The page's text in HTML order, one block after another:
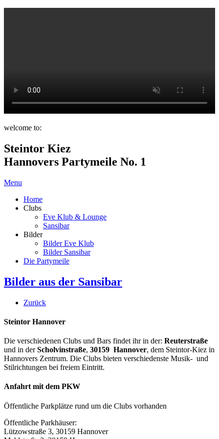
welcome to:
Steintor Kiez
Hannovers Partymeile No. 1
Menu
Home
Clubs
Eve Klub & Lounge
Sansibar
Bilder
Bilder Eve Klub
Bilder Sansibar
Die Partymeile
Bilder aus der Sansibar
Zurück
Steintor Hannover
Die verschiedenen Clubs und Bars findet ihr in der: Reuterstraße
und in derScholvinstraße, 30159 Hannover, dem Steintor-Kiez in
Hannovers Zentrum. Die Clubs bieten verschiedenste Musik- und
Stilrichtungen bei freiem Eintritt.
Anfahrt mit dem PKW
Öffentliche Parkplätze rund um die Clubs vorhanden
Öffentliche Parkhäuser:
Lützowstraße 3, 30159 Hannover